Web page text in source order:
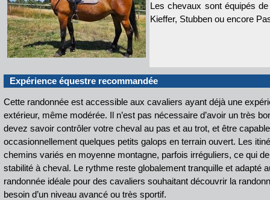
Les chevaux sont équipés
Kieffer, Stubben ou encore
Expérience équestre recommandée
Cette randonnée est accessible aux cavaliers ayant déjà une
extérieur, même modérée. Il n’est pas nécessaire d’avoir un très
devez savoir contrôler votre cheval au pas et au trot, et être
occasionnellement quelques petits galops en terrain ouvert. Les
chemins variés en moyenne montagne, parfois irréguliers, ce qui
stabilité à cheval. Le rythme reste globalement tranquille et adapté
randonnée idéale pour des cavaliers souhaitant découvrir la
besoin d’un niveau avancé ou très sportif.